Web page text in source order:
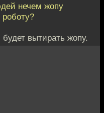
нечем жопу
вытирать жопу.